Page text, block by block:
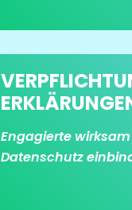
Engagierte
Datenschutz